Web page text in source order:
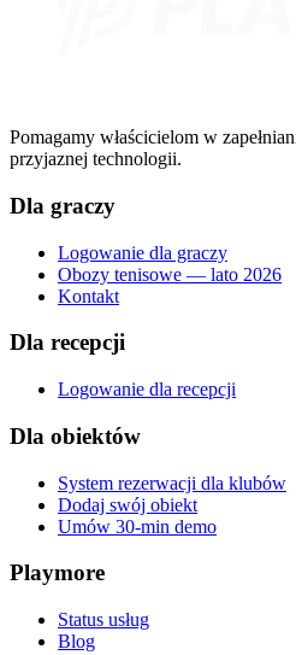
Pomagamy właścicielom w
przyjaznej technologii.
Dla graczy
Logowanie dla graczy
Obozy tenisowe — lato 2026
Kontakt
Dla recepcji
Logowanie dla recepcji
Dla obiektów
System rezerwacji dla klubów
Dodaj swój obiekt
Umów 30-min demo
Playmore
Status usług
Blog